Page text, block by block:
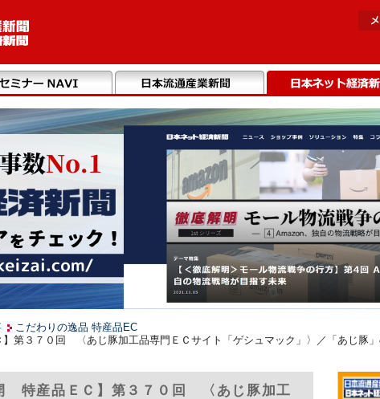
こだわりの逸品 特産品EC
第３７０回 〈あじ豚加工品専門ＥＣサイト「ゲシュマック」〉／「あじ豚
特産品ＥＣ】第３７０回 〈あじ豚加工